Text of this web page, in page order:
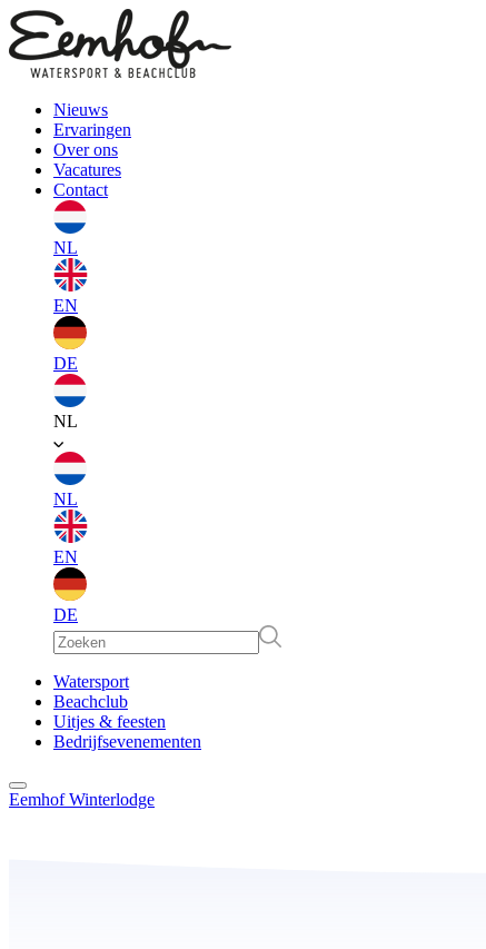
Nieuws
Ervaringen
Over ons
Vacatures
Contact
NL
EN
DE
NL
NL
EN
DE
EN
DE
Watersport
Beachclub
Uitjes & feesten
Bedrijfsevenementen
Eemhof Winterlodge